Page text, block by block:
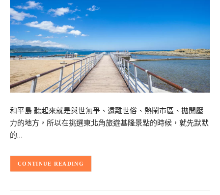
和平島 聽起來就是與世無爭、遠離世俗、熱鬧市區、拋開壓
力的地方，所以在挑選東北角旅遊基隆景點的時候，就先默默
的…
CONTINUE READING